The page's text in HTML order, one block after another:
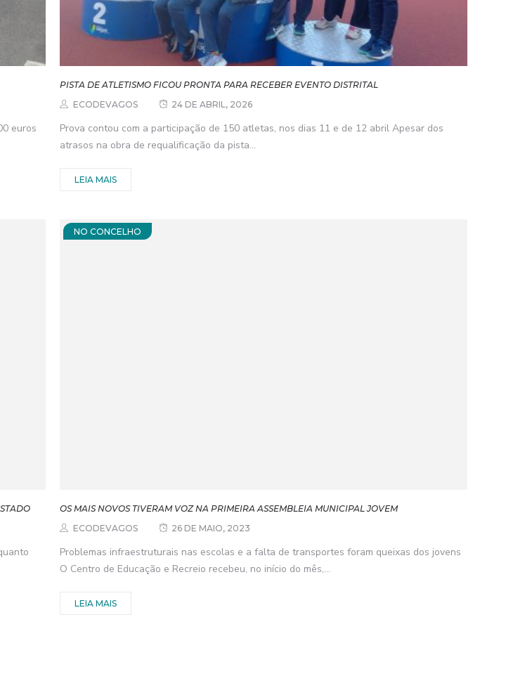
euros
PISTA DE ATLETISMO FICOU PRONTA PARA RECEBER EVENTO DISTRITAL
ECODEVAGOS
24 DE ABRIL, 2026
Prova contou com a participação de 150 atletas, nos dias 11 e de 12 abril Apesar dos
atrasos na obra de requalificação da pista...
LEIA MAIS
NO CONCELHO
OS MAIS NOVOS TIVERAM VOZ NA PRIMEIRA ASSEMBLEIA MUNICIPAL JOVEM
ECODEVAGOS
26 DE MAIO, 2023
Problemas infraestruturais nas escolas e a falta de transportes foram queixas dos jovens
O Centro de Educação e Recreio recebeu, no início do mês,...
LEIA MAIS